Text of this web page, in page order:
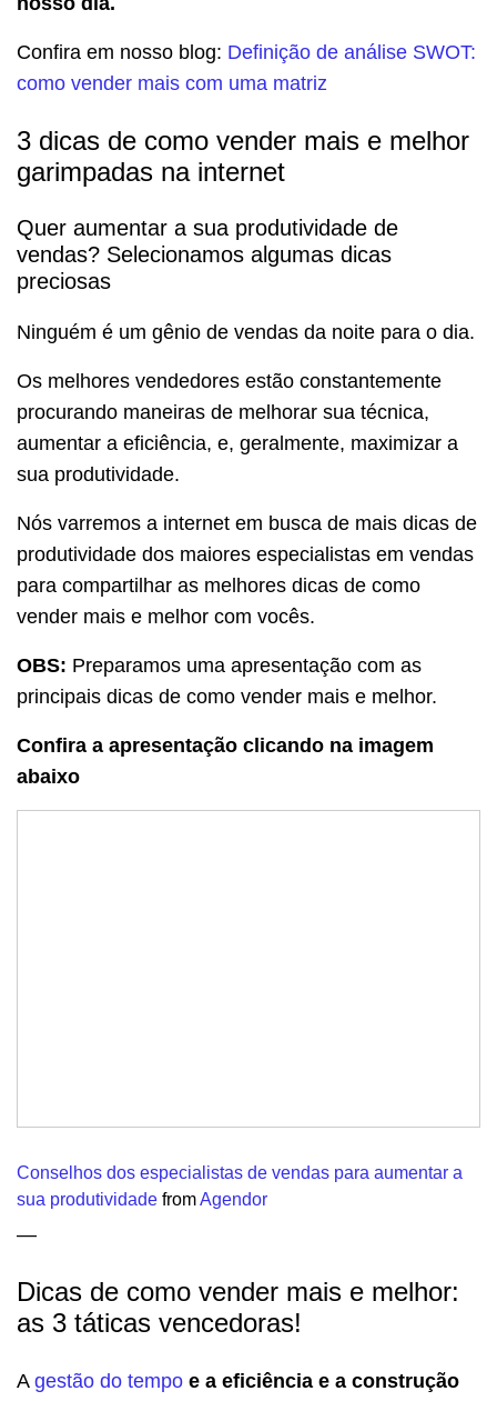
Confira em nosso blog: Definição de análise SWOT:
como vender mais com uma matriz
3 dicas de como vender mais e melhor
garimpadas na internet
Quer aumentar a sua produtividade de
vendas? Selecionamos algumas dicas
preciosas
Ninguém é um gênio de vendas da noite para o dia.
Os melhores vendedores estão constantemente
procurando maneiras de melhorar sua técnica,
aumentar a eficiência, e, geralmente, maximizar a
sua produtividade.
Nós varremos a internet em busca de mais dicas de
produtividade dos maiores especialistas em vendas
para compartilhar as melhores dicas de como
vender mais e melhor com vocês.
OBS: Preparamos uma apresentação com as
principais dicas de como vender mais e melhor.
Confira a apresentação clicando na imagem
abaixo
Conselhos dos especialistas de vendas para aumentar a
sua produtividade fromAgendor
—
Dicas de como vender mais e melhor:
as 3 táticas vencedoras!
A gestão do tempo e a eficiência e a construção